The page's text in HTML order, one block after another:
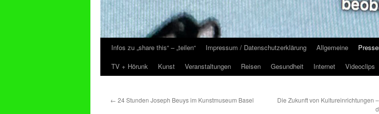
Zum
Inhalt
Infos zu „share this“ – „teilen“ Impressum / Datenschutzerklärung Allgemeine
TV + Hörunk
Kunst Veranstaltungen Reisen Gesundheit Internet Videoclips
← 24 Stunden Joseph Beuys im Kunstmuseum Basel
Die Zukunft von Kultureinrichtungen